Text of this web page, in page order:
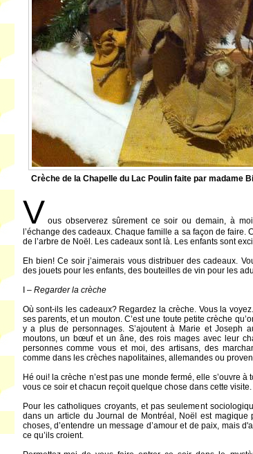
Crèche de la Chapelle du Lac Poulin faite par madame
V ous observerez sûrement ce soir ou demain, à
l’échange des cadeaux. Chaque famille a sa façon de faire.
de l’arbre de Noël. Les cadeaux sont là. Les enfants sont
Eh bien! Ce soir j’aimerais vous distribuer des cadeaux.
des jouets pour les enfants, des bouteilles de vin pour les
I – Regarder la crèche
Où sont-ils les cadeaux? Regardez la crèche. Vous la
ses parents, et un mouton. C’est une toute petite crèche
y a plus de personnages. S’ajoutent à Marie et Joseph
moutons, un bœuf et un âne, des rois mages avec leur
personnes comme vous et moi, des artisans, des
comme dans les crèches napolitaines, allemandes ou
Hé oui! la crèche n’est pas une monde fermé, elle s’ouvre
vous ce soir et chacun reçoit quelque chose dans cette visite.
Pour les catholiques croyants, et pas seulement
dans un article du Journal de Montréal, Noël est
choses, d’entendre un message d’amour et de paix, mais
ce qu’ils croient.